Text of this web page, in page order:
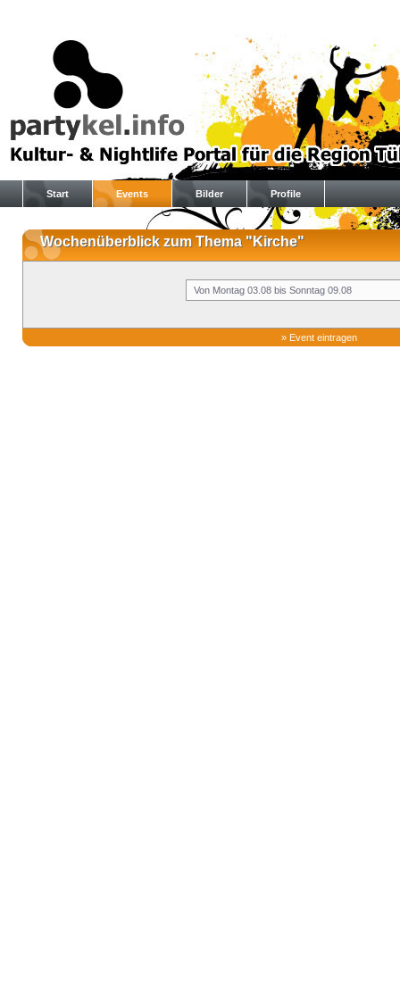
Start Events Bilder Profile
Wochenüberblick zum Thema "Kirche"
» Event eintragen